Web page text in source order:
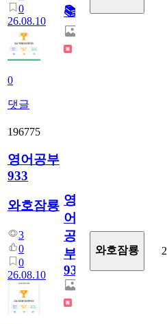
0
26.08.10
0
댓글
📚
196775
영어공부
933
와호잠룡
3
0
0
26.08.10
영
어
공
부
933
와호잠룡